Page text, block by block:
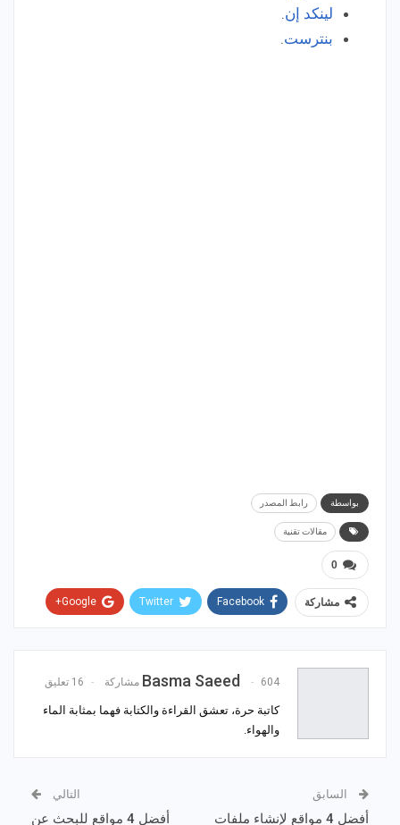
لينكد إن.
بنترست.
بواسطة رابط المصدر
مقالات تقنية
0
مشاركة Facebook
Twitter
Google+
Basma Saeed 604 مشاركة 16 تعليق
كاتبة حرة، تعشق القراءة والكتابة فهما بمثابة الماء
والهواء.
السابق
أفضل 4 مواقع لإنشاء ملفات
التالي
أفضل 4 مواقع للبحث عن